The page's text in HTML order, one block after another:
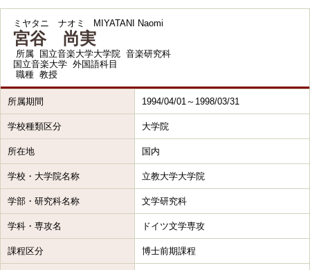
ミヤタニ ナオミ MIYATANI Naomi
宮谷 尚実
所属
国立音楽大学大学院 音楽研究科
国立音楽大学 外国語科目
職種 教授
所属期間 1994/04/01～1998/03/31
学校種類区分 大学院
所在地 国内
学校・大学院名称 立教大学大学院
学部・研究科名称 文学研究科
学科・専攻名 ドイツ文学専攻
課程区分 博士前期課程